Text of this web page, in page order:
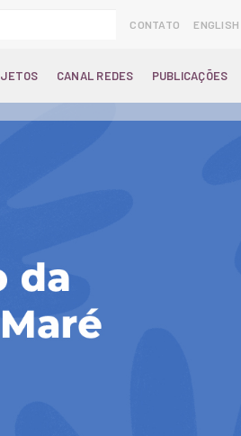
CONTATO ENGLISH
CANAL REDES PUBLICAÇÕES